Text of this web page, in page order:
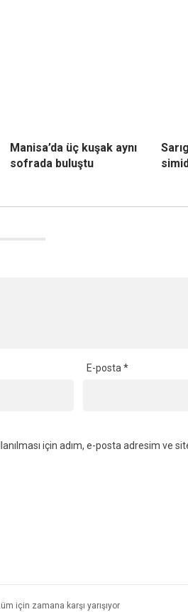
Manisa’da üç kuşak aynı
sofrada buluştu
E-posta *
için adım, e-posta adresim ve
için zamana karşı yarışıyor